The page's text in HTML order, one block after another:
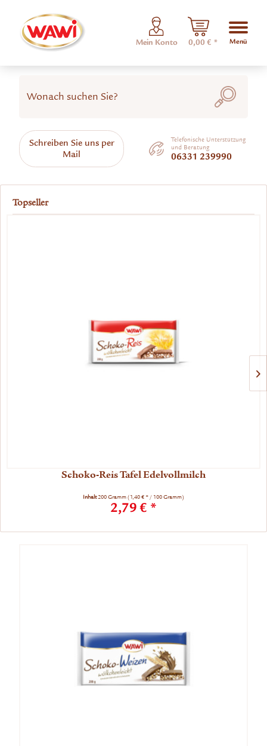
Mein Konto 0,00 € * Menü
Schreiben Sie uns per
Mail
Telefonische Unterstützung
und Beratung
06331 239990
Topseller
Schoko-Reis Tafel Edelvollmilch
Inhalt200 Gramm(1,40 € * / 100 Gramm)
2,79 € *